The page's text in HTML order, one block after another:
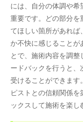
には、自分の体調や
重要です。どの部分
てほしい箇所があれ
か不快に感じることが
とで、施術内容を調
ードバックを行うと
受けることができま
ピストとの信頼関係
ックスして施術を楽し